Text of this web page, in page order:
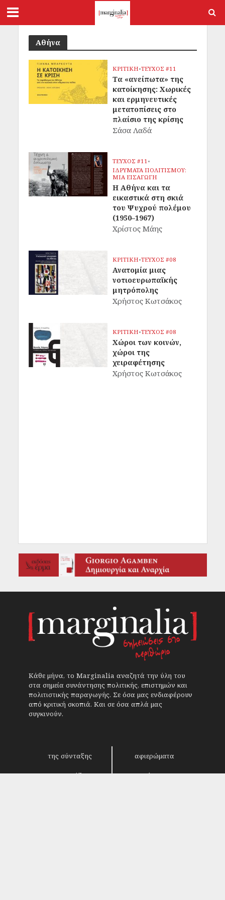
Αθήνα
ΚΡΙΤΙΚΗ•ΤΕΥΧΟΣ #11
Tα «ανείπωτα» της
κατοίκησης: Χωρικές
και ερμηνευτικές
μετατοπίσεις στο
πλαίσιο της κρίσης
Σάσα Λαδά
ΤΕΥΧΟΣ #11•
ΙΔΡΥΜΑΤΑ ΠΟΛΙΤΙΣΜΟΥ:
ΜΙΑ ΕΙΣΑΓΩΓΗ
Η Αθήνα και τα
εικαστικά στη σκιά
του Ψυχρού πολέμου
(1950–1967)
Χρίστος Μάης
ΚΡΙΤΙΚΗ•ΤΕΥΧΟΣ #08
Ανατομία μιας
νοτιοευρωπαϊκής
μητρόπολης
Χρήστος Κωτσάκος
ΚΡΙΤΙΚΗ•ΤΕΥΧΟΣ #08
Χώροι των κοινών,
χώροι της
χειραφέτησης
Χρήστος Κωτσάκος
Κάθε μήνα, το Marginalia αναζητά την ύλη του
στα σημεία συνάντησης πολιτικής, επιστημών και
πολιτιστικής παραγωγής. Σε όσα μας ενδιαφέρουν
από κριτική σκοπιά. Και σε όσα απλά μας
συγκινούν.
της σύνταξης αφιερώματα
συνεντεύξεις επίκαιρα